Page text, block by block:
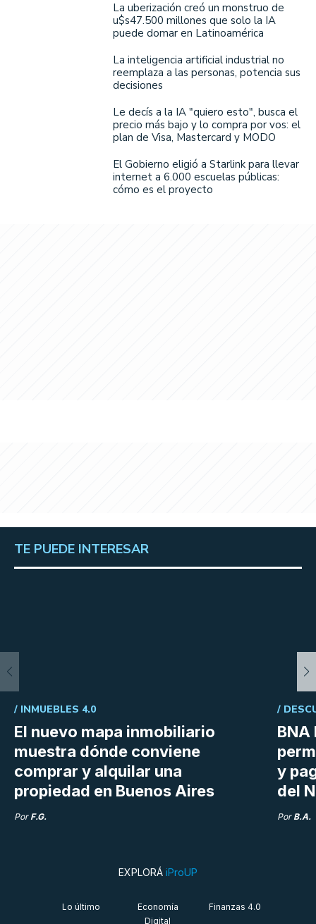
La uberización creó un monstruo de
u$s47.500 millones que solo la IA
puede domar en Latinoamérica
La inteligencia artificial industrial no
reemplaza a las personas, potencia sus
decisiones
Le decís a la IA "quiero esto", busca el
precio más bajo y lo compra por vos: el
plan de Visa, Mastercard y MODO
El Gobierno eligió a Starlink para llevar
internet a 6.000 escuelas públicas:
cómo es el proyecto
TE PUEDE INTERESAR
El nuevo mapa inmobiliario
muestra dónde conviene
comprar y alquilar una
propiedad en Buenos Aires
/ INMUEBLES 4.0
Por F.G.
BNA
y
del
/
Por B.A.
EXPLORÁ iProUP
Lo último
Economía
Digital
Finanzas 4.0